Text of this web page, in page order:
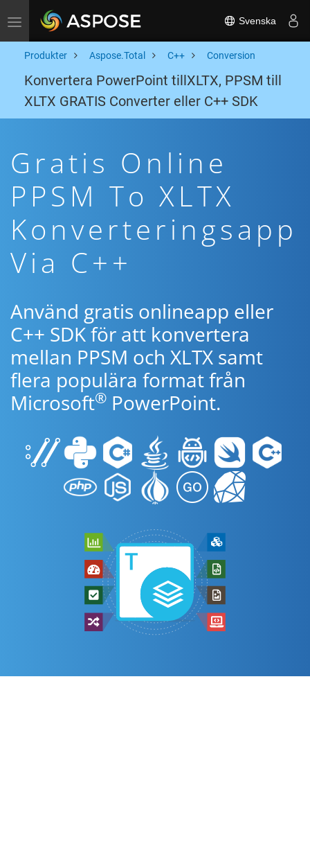
Toggle navigation Svenska
Produkter Aspose.Total C++ Conversion
Konvertera PowerPoint tillXLTX, PPSM till
XLTX GRATIS Converter eller C++ SDK
Gratis Online
PPSM To XLTX
Konverteringsapp
Via C++
Använd gratis onlineapp eller
C++ SDK för att konvertera
mellan PPSM och XLTX samt
flera populära format från
Microsoft® PowerPoint.